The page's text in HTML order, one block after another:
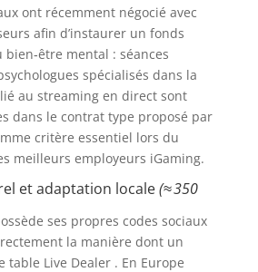
ont récemment négocié avec
afin d’instaurer un fonds
mental : séances
spécialisés dans la
au streaming en direct sont
dans le contrat type proposé par
critère essentiel lors du
meilleurs employeurs iGaming.
et adaptation locale(≈ 350
ses propres codes sociaux
la manière dont un
table Live Dealer . En Europe